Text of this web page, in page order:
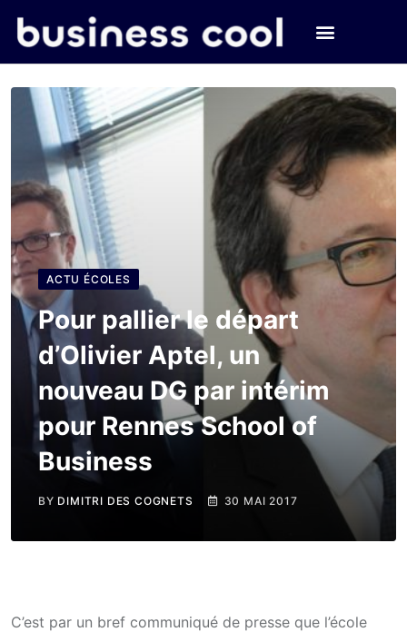
ACTU ÉCOLES
Pour pallier le départ
d’Olivier Aptel, un
nouveau DG par intérim
pour Rennes School of
Business
BY DIMITRI DES COGNETS 30 MAI 2017
C’est par un bref communiqué de presse que l’école